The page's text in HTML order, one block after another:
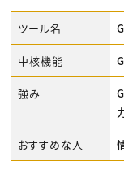
ツール名
中核機能
強み
おすすめな人